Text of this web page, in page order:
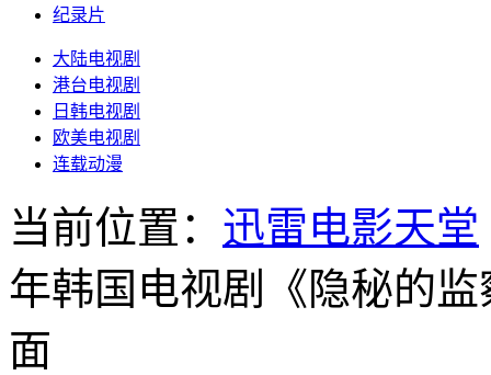
纪录片
大陆电视剧
港台电视剧
日韩电视剧
欧美电视剧
连载动漫
当前位置： 迅雷电影天堂
年韩国电视剧《隐秘的
面